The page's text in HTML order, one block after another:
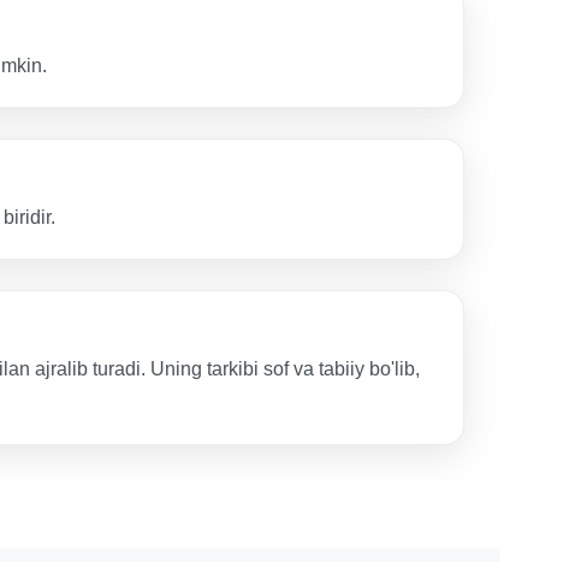
ajralib turadi. Uning tarkibi sof va tabiiy bo'lib,